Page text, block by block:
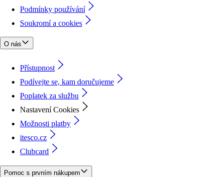
Podmínky používání
Soukromí a cookies
O nás
Přístupnost
Podívejte se, kam doručujeme
Poplatek za službu
Nastavení Cookies
Možnosti platby
itesco.cz
Clubcard
Pomoc s prvním nákupem